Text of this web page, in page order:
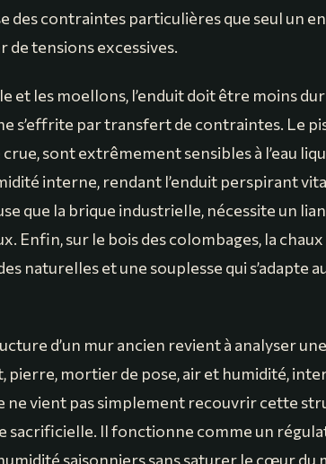
des contraintes particulières que seul un
de tensions excessives.
et les moellons, l’enduit doit être moins
s’effrite par transfert de contraintes. Le
sont extrêmement sensibles à l’eau
interne, rendant l’enduit perspirant
que la brique industrielle, nécessite un
Enfin, sur le bois des colombages, la
naturelles et une souplesse qui s’adapte
d’un mur ancien revient à analyser une
pierre, mortier de pose, air et humidité,
ne vient pas simplement recouvrir cette
sacrificielle. Il fonctionne comme un
saisonniers sans saturer le cœur du